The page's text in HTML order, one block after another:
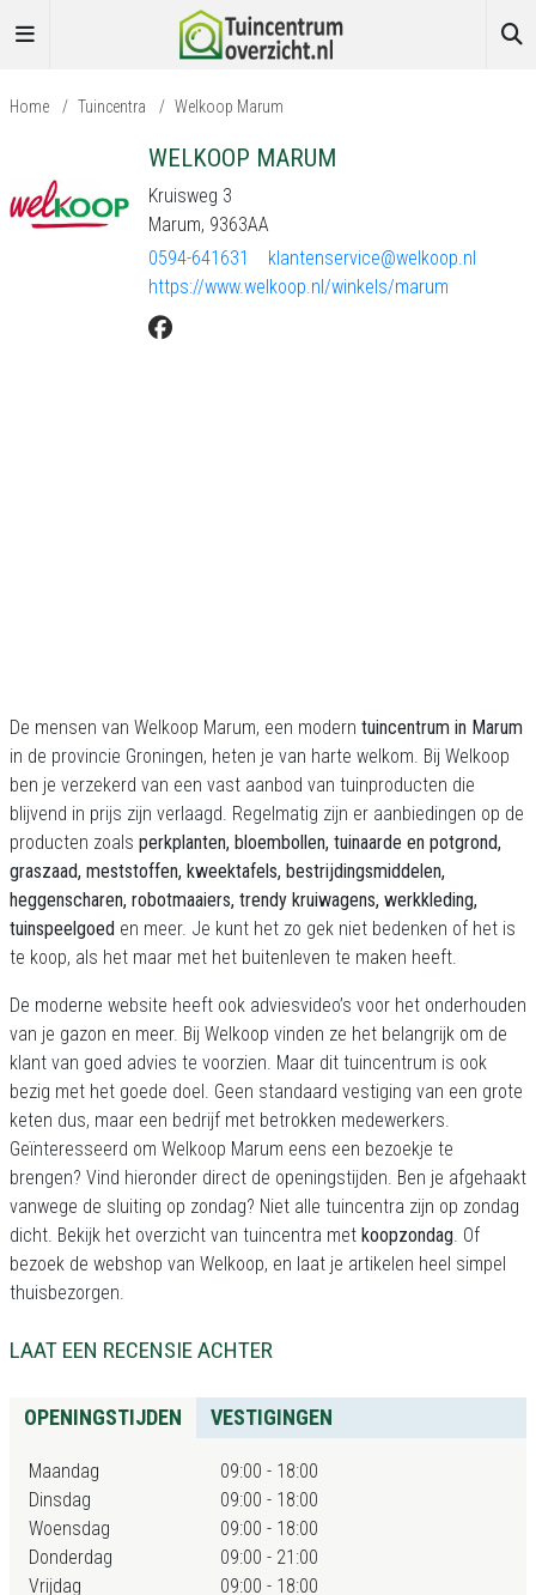
Home / Tuincentra / Welkoop Marum
WELKOOP MARUM
Kruisweg 3
Marum, 9363AA
0594-641631
klantenservice@welkoop.nl
https://www.welkoop.nl/winkels/marum
De mensen van Welkoop Marum, een modern tuincentrum in Marum
in de provincie Groningen, heten je van harte welkom. Bij Welkoop
ben je verzekerd van een vast aanbod van tuinproducten die
blijvend in prijs zijn verlaagd. Regelmatig zijn er aanbiedingen op de
producten zoals perkplanten, bloembollen, tuinaarde en potgrond,
graszaad, meststoffen, kweektafels, bestrijdingsmiddelen,
heggenscharen, robotmaaiers, trendy kruiwagens, werkkleding,
tuinspeelgoed en meer. Je kunt het zo gek niet bedenken of het is
te koop, als het maar met het buitenleven te maken heeft.
De moderne website heeft ook adviesvideo’s voor het onderhouden
van je gazon en meer. Bij Welkoop vinden ze het belangrijk om de
klant van goed advies te voorzien. Maar dit tuincentrum is ook
bezig met het goede doel. Geen standaard vestiging van een grote
keten dus, maar een bedrijf met betrokken medewerkers.
Geïnteresseerd om Welkoop Marum eens een bezoekje te
brengen? Vind hieronder direct de openingstijden. Ben je afgehaakt
vanwege de sluiting op zondag? Niet alle tuincentra zijn op zondag
dicht. Bekijk het overzicht van tuincentra met koopzondag. Of
bezoek de webshop van Welkoop, en laat je artikelen heel simpel
thuisbezorgen.
LAAT EEN RECENSIE ACHTER
OPENINGSTIJDEN VESTIGINGEN
Maandag
09:00 - 18:00
Dinsdag
09:00 - 18:00
Woensdag
09:00 - 18:00
Donderdag
09:00 - 21:00
Vrijdag
09:00 - 18:00